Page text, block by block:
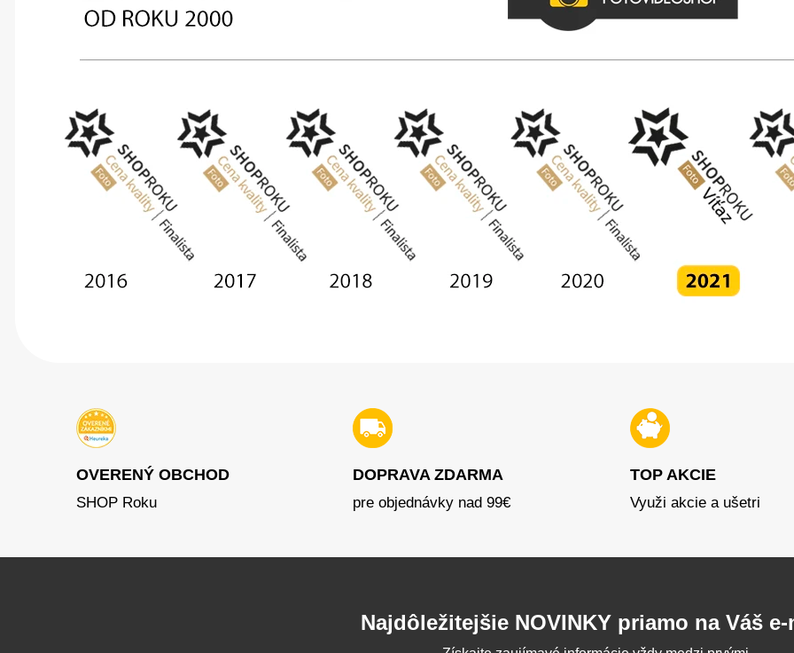
OVERENÝ OBCHOD
SHOP Roku
DOPRAVA ZDARMA
pre objednávky nad 99€
TOP AKCIE
Využi akcie a ušetri
Najdôležitejšie NOVINKY priamo na Váš e-